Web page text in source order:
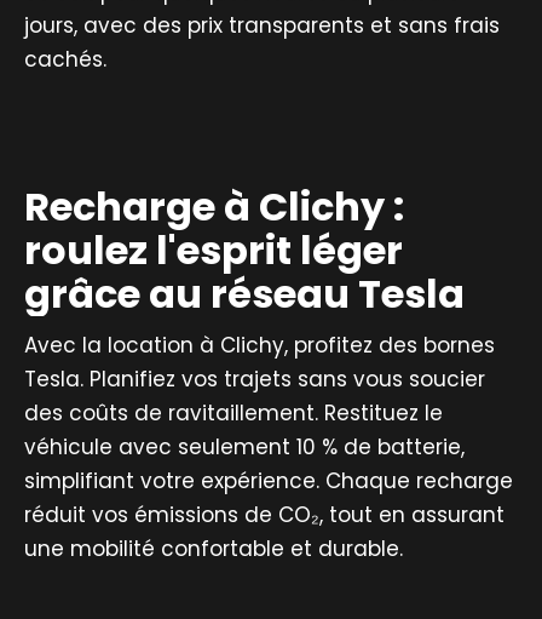
jours, avec des prix transparents et sans frais
cachés.
Recharge à Clichy :
roulez l'esprit léger
grâce au réseau Tesla
Avec la location à Clichy, profitez des bornes
Tesla. Planifiez vos trajets sans vous soucier
des coûts de ravitaillement. Restituez le
véhicule avec seulement 10 % de batterie,
simplifiant votre expérience. Chaque recharge
réduit vos émissions de CO₂, tout en assurant
une mobilité confortable et durable.